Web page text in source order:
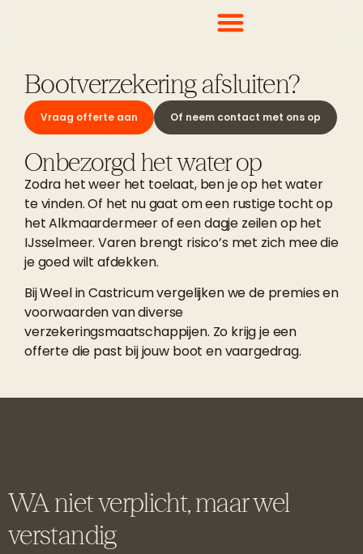
Bootverzekering afsluiten?
Vraag offerte aan Of neem contact met ons op
Onbezorgd het water op
Zodra het weer het toelaat, ben je op het water
te vinden. Of het nu gaat om een rustige tocht op
het Alkmaardermeer of een dagje zeilen op het
IJsselmeer. Varen brengt risico’s met zich mee die
je goed wilt afdekken.
Bij Weel in Castricum vergelijken we de premies en
voorwaarden van diverse
verzekeringsmaatschappijen. Zo krijg je een
offerte die past bij jouw boot en vaargedrag.
WA niet verplicht, maar wel
verstandig